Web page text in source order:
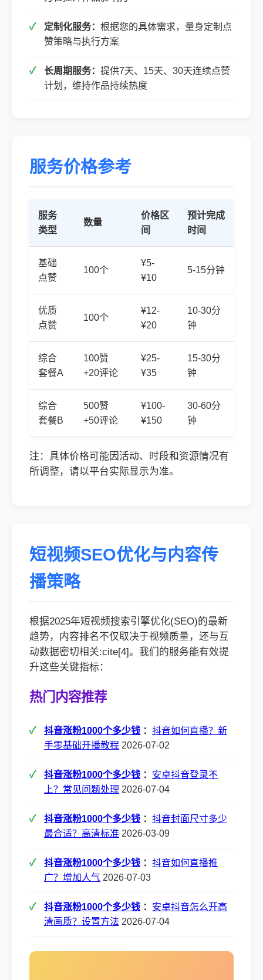
定制化服务： 根据您的具体需求，量身定制点
赞策略与执行方案
长周期服务： 提供7天、15天、30天连续点赞
计划，维持作品持续热度
服务价格参考
服务
类型
数量
价格区
间
预计完成
时间
基础
点赞
100个
¥5-
¥10
5-15分钟
优质
点赞
100个
¥12-
¥20
10-30分
钟
综合
套餐A
100赞
+20评论
¥25-
¥35
15-30分
钟
综合
套餐B
500赞
+50评论
¥100-
¥150
30-60分
钟
注：具体价格可能因活动、时段和资源情况有
所调整，请以平台实际显示为准。
短视频SEO优化与内容传
播策略
根据2025年短视频搜索引擎优化(SEO)的最新
趋势，内容排名不仅取决于视频质量，还与互
动数据密切相关:cite[4]。我们的服务能有效提
升这些关键指标：
热门内容推荐
抖音涨粉1000个多少钱 ： 抖音如何直播？新
手零基础开播教程 2026-07-02
抖音涨粉1000个多少钱 ： 安卓抖音登录不
上？常见问题处理 2026-07-04
抖音涨粉1000个多少钱 ： 抖音封面尺寸多少
最合适？高清标准 2026-03-09
抖音涨粉1000个多少钱 ： 抖音如何直播推
广？增加人气 2026-07-03
抖音涨粉1000个多少钱 ： 安卓抖音怎么开高
清画质？设置方法 2026-07-04